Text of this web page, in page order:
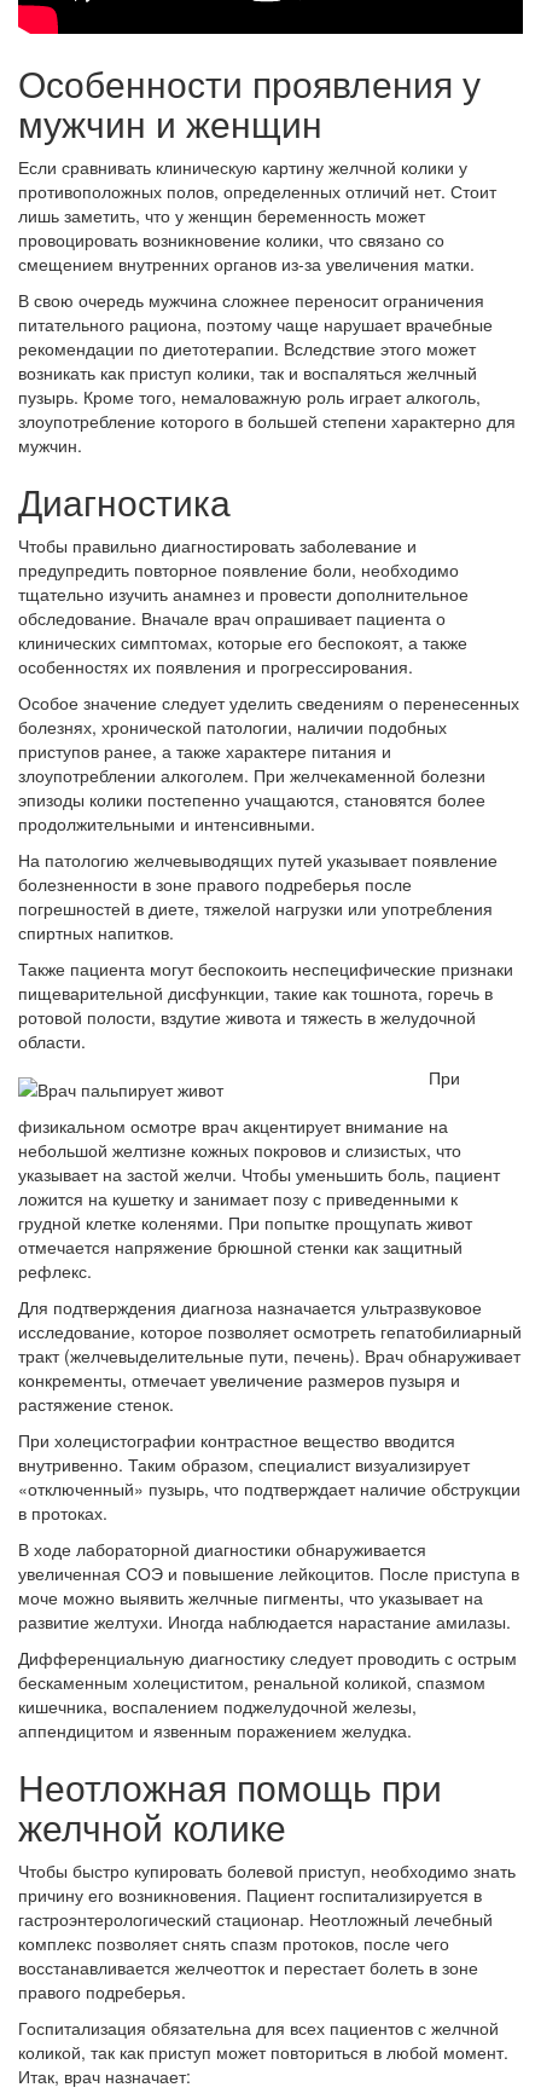
Особенности проявления у
мужчин и женщин
Если сравнивать клиническую картину желчной колики у
противоположных полов, определенных отличий нет. Стоит
лишь заметить, что у женщин беременность может
провоцировать возникновение колики, что связано со
смещением внутренних органов из-за увеличения матки.
В свою очередь мужчина сложнее переносит ограничения
питательного рациона, поэтому чаще нарушает врачебные
рекомендации по диетотерапии. Вследствие этого может
возникать как приступ колики, так и воспаляться желчный
пузырь. Кроме того, немаловажную роль играет алкоголь,
злоупотребление которого в большей степени характерно для
мужчин.
Диагностика
Чтобы правильно диагностировать заболевание и
предупредить повторное появление боли, необходимо
тщательно изучить анамнез и провести дополнительное
обследование. Вначале врач опрашивает пациента о
клинических симптомах, которые его беспокоят, а также
особенностях их появления и прогрессирования.
Особое значение следует уделить сведениям о перенесенных
болезнях, хронической патологии, наличии подобных
приступов ранее, а также характере питания и
злоупотреблении алкоголем. При желчекаменной болезни
эпизоды колики постепенно учащаются, становятся более
продолжительными и интенсивными.
На патологию желчевыводящих путей указывает появление
болезненности в зоне правого подреберья после
погрешностей в диете, тяжелой нагрузки или употребления
спиртных напитков.
Также пациента могут беспокоить неспецифические признаки
пищеварительной дисфункции, такие как тошнота, горечь в
ротовой полости, вздутие живота и тяжесть в желудочной
области.
При
физикальном осмотре врач акцентирует внимание на
небольшой желтизне кожных покровов и слизистых, что
указывает на застой желчи. Чтобы уменьшить боль, пациент
ложится на кушетку и занимает позу с приведенными к
грудной клетке коленями. При попытке прощупать живот
отмечается напряжение брюшной стенки как защитный
рефлекс.
Для подтверждения диагноза назначается ультразвуковое
исследование, которое позволяет осмотреть гепатобилиарный
тракт (желчевыделительные пути, печень). Врач обнаруживает
конкременты, отмечает увеличение размеров пузыря и
растяжение стенок.
При холецистографии контрастное вещество вводится
внутривенно. Таким образом, специалист визуализирует
«отключенный» пузырь, что подтверждает наличие обструкции
в протоках.
В ходе лабораторной диагностики обнаруживается
увеличенная СОЭ и повышение лейкоцитов. После приступа в
моче можно выявить желчные пигменты, что указывает на
развитие желтухи. Иногда наблюдается нарастание амилазы.
Дифференциальную диагностику следует проводить с острым
бескаменным холециститом, ренальной коликой, спазмом
кишечника, воспалением поджелудочной железы,
аппендицитом и язвенным поражением желудка.
Неотложная помощь при
желчной колике
Чтобы быстро купировать болевой приступ, необходимо знать
причину его возникновения. Пациент госпитализируется в
гастроэнтерологический стационар. Неотложный лечебный
комплекс позволяет снять спазм протоков, после чего
восстанавливается желчеотток и перестает болеть в зоне
правого подреберья.
Госпитализация обязательна для всех пациентов с желчной
коликой, так как приступ может повториться в любой момент.
Итак, врач назначает: